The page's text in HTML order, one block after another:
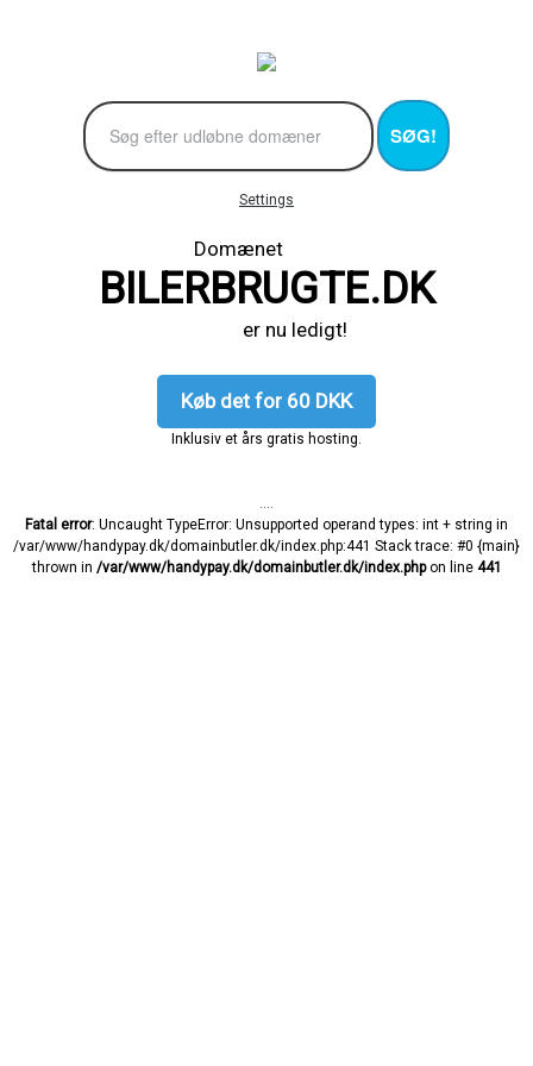
SØG!
Settings
Domænet
BILERBRUGTE.DK
er nu ledigt!
Køb det for 60 DKK
Inklusiv et års gratis hosting.
Fatal error: Uncaught TypeError: Unsupported operand types: int + string in
/var/www/handypay.dk/domainbutler.dk/index.php:441 Stack trace: #0 {main}
thrown in /var/www/handypay.dk/domainbutler.dk/index.phpon line 441